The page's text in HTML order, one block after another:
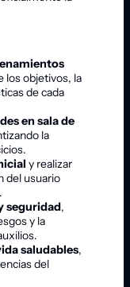
los objetivos, la
de cada
en sala de
la
y realizar
del usuario
seguridad,
y la
saludables,
del